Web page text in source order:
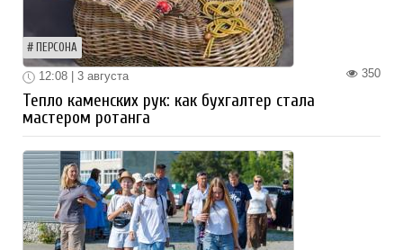
ПЕРСОНА
350
12:08 | 3 августа
Тепло каменских рук: как бухгалтер стала
мастером ротанга